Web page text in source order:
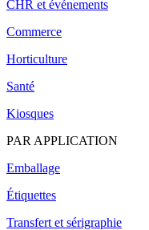
CHR et événements
Commerce
Horticulture
Santé
Kiosques
PAR APPLICATION
Emballage
Étiquettes
Transfert et sérigraphie